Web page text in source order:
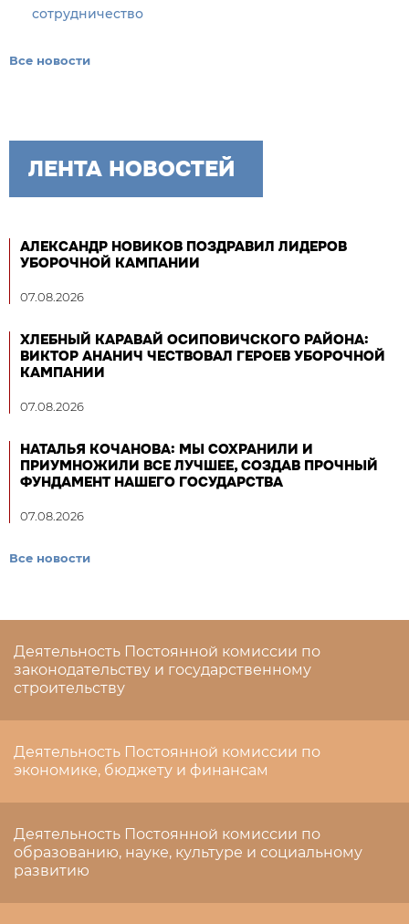
сотрудничество
Все новости
ЛЕНТА НОВОСТЕЙ
АЛЕКСАНДР НОВИКОВ ПОЗДРАВИЛ ЛИДЕРОВ
УБОРОЧНОЙ КАМПАНИИ
07.08.2026
ХЛЕБНЫЙ КАРАВАЙ ОСИПОВИЧСКОГО РАЙОНА:
ВИКТОР АНАНИЧ ЧЕСТВОВАЛ ГЕРОЕВ УБОРОЧНОЙ
КАМПАНИИ
07.08.2026
НАТАЛЬЯ КОЧАНОВА: МЫ СОХРАНИЛИ И
ПРИУМНОЖИЛИ ВСЕ ЛУЧШЕЕ, СОЗДАВ ПРОЧНЫЙ
ФУНДАМЕНТ НАШЕГО ГОСУДАРСТВА
07.08.2026
Все новости
Деятельность Постоянной комиссии по
законодательству и государственному
строительству
Деятельность Постоянной комиссии по
экономике, бюджету и финансам
Деятельность Постоянной комиссии по
образованию, науке, культуре и социальному
развитию